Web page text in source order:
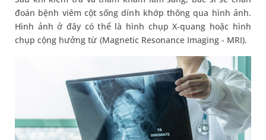
đoán bệnh viêm cột sống dính khớp thông qua hình ảnh.
Hình ảnh ở đây có thể là hình chụp X-quang hoặc hình
chụp cộng hưởng từ (Magnetic Resonance Imaging - MRI).